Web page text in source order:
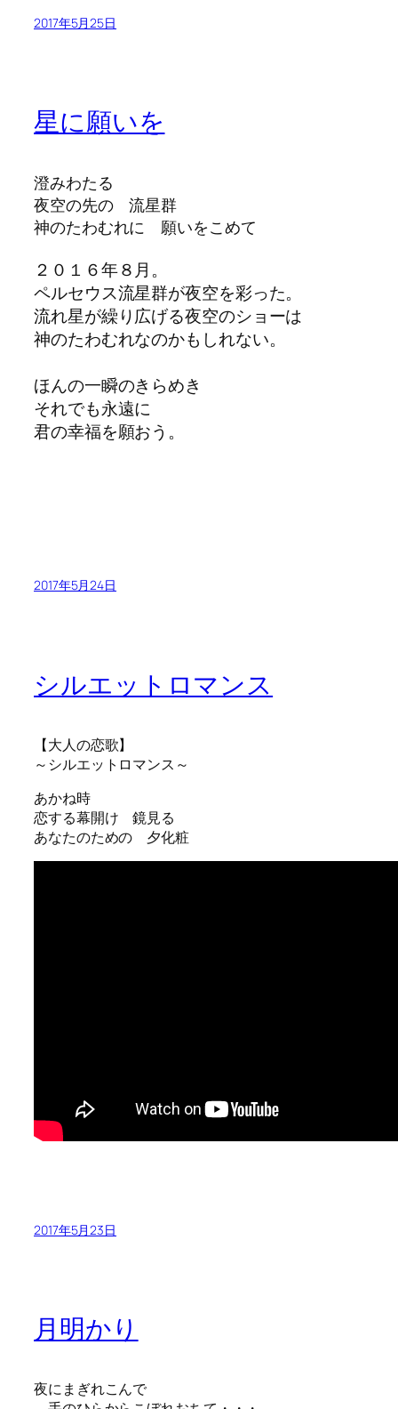
2017年5月25日
星に願いを
澄みわたる
夜空の先の 流星群
神のたわむれに 願いをこめて
２０１６年８月。
ペルセウス流星群が夜空を彩った。
流れ星が繰り広げる夜空のショーは
神のたわむれなのかもしれない。
ほんの一瞬のきらめき
それでも永遠に
君の幸福を願おう。
2017年5月24日
シルエットロマンス
【大人の恋歌】
～シルエットロマンス～
あかね時
恋する幕開け 鏡見る
あなたのための 夕化粧
2017年5月23日
月明かり
夜にまぎれこんで